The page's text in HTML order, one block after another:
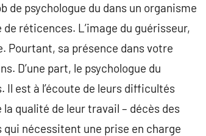
de psychologue du dans un organisme
réticences. L’image du guérisseur,
Pourtant, sa présence dans votre
D’une part, le psychologue du
Il est à l’écoute de leurs difficultés
qualité de leur travail – décès des
nécessitent une prise en charge